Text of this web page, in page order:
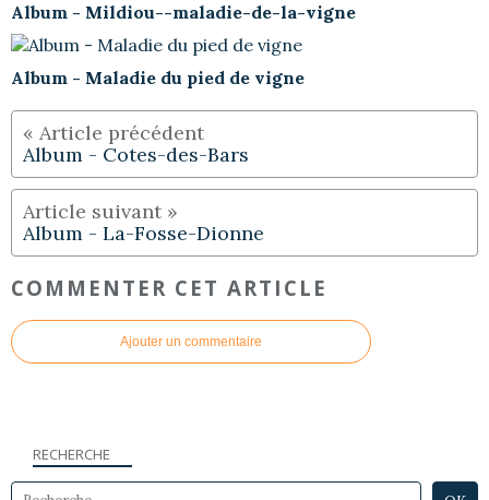
Album - Mildiou--maladie-de-la-vigne
Album - Maladie du pied de vigne
Album - Cotes-des-Bars
Album - La-Fosse-Dionne
COMMENTER CET ARTICLE
Ajouter un commentaire
RECHERCHE